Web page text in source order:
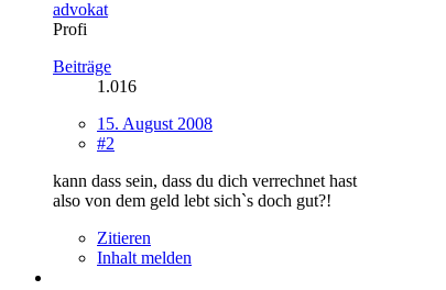
advokat
Profi
Beiträge
1.016
15. August 2008
#2
kann dass sein, dass du dich verrechnet hast
also von dem geld lebt sich`s doch gut?!
Zitieren
Inhalt melden